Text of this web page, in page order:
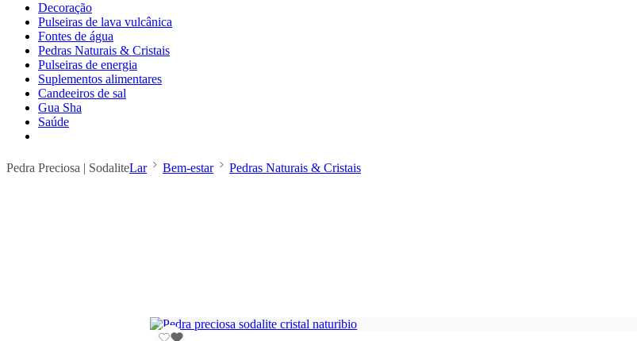
Decoração
Pulseiras de lava vulcânica
Fontes de água
Pedras Naturais & Cristais
Pulseiras de energia
Suplementos alimentares
Candeeiros de sal
Gua Sha
Saúde
Pedra Preciosa | SodaliteLar Bem-estar Pedras Naturais & Cristais